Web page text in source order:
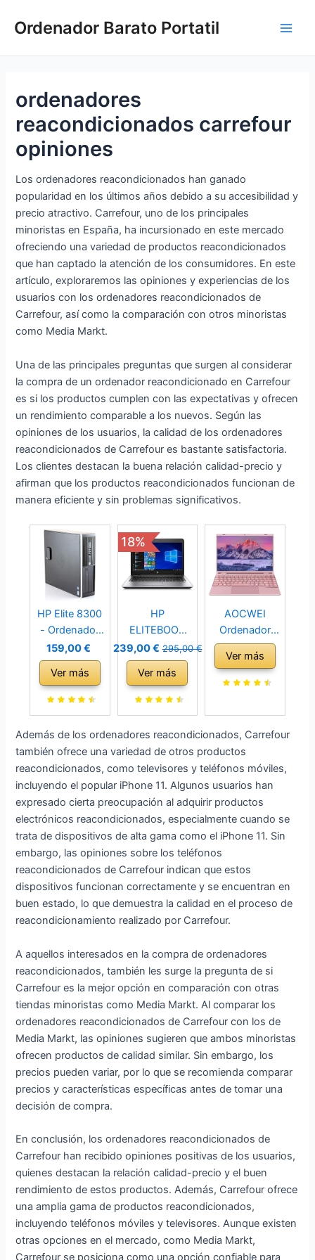
Ordenador Barato Portatil
ordenadores
reacondicionados carrefour
opiniones
Los ordenadores reacondicionados han ganado
popularidad en los últimos años debido a su accesibilidad y
precio atractivo. Carrefour, uno de los principales
minoristas en España, ha incursionado en este mercado
ofreciendo una variedad de productos reacondicionados
que han captado la atención de los consumidores. En este
artículo, exploraremos las opiniones y experiencias de los
usuarios con los ordenadores reacondicionados de
Carrefour, así como la comparación con otros minoristas
como Media Markt.
Una de las principales preguntas que surgen al considerar
la compra de un ordenador reacondicionado en Carrefour
es si los productos cumplen con las expectativas y ofrecen
un rendimiento comparable a los nuevos. Según las
opiniones de los usuarios, la calidad de los ordenadores
reacondicionados de Carrefour es bastante satisfactoria.
Los clientes destacan la buena relación calidad-precio y
afirman que los productos reacondicionados funcionan de
manera eficiente y sin problemas significativos.
HP Elite 8300
- Ordenador
de sobremesa
(Intel Core i7-
3770, 16GB de
RAM, Disco
500GB HDD,
Lector DVD,
Windows 10
Pro ES 64) -
Negro
(Reacondicion
ado)
159,00 €
Ver más
18%
HP
ELITEBOOK
840 G3 INTEL
CORE I5-
6200U 6ª GEN
2.3GHZ
256GB SSD
Windows 10
PRO 64BIT
(Reacondicion
ado)
239,00 € 295,00 €
Ver más
AOCWEI
Ordenador
Portátil 14
Pulgadas 8GB
DDR4 256GB
N5095 (hasta
2.9Ghz)
Portátil Win 11
con Ventilador
1920 * 1200
2K FHD
Pantalla Dual
Compatibilidad
-Rosa
Ver más
Además de los ordenadores reacondicionados, Carrefour
también ofrece una variedad de otros productos
reacondicionados, como televisores y teléfonos móviles,
incluyendo el popular iPhone 11. Algunos usuarios han
expresado cierta preocupación al adquirir productos
electrónicos reacondicionados, especialmente cuando se
trata de dispositivos de alta gama como el iPhone 11. Sin
embargo, las opiniones sobre los teléfonos
reacondicionados de Carrefour indican que estos
dispositivos funcionan correctamente y se encuentran en
buen estado, lo que demuestra la calidad en el proceso de
reacondicionamiento realizado por Carrefour.
A aquellos interesados en la compra de ordenadores
reacondicionados, también les surge la pregunta de si
Carrefour es la mejor opción en comparación con otras
tiendas minoristas como Media Markt. Al comparar los
ordenadores reacondicionados de Carrefour con los de
Media Markt, las opiniones sugieren que ambos minoristas
ofrecen productos de calidad similar. Sin embargo, los
precios pueden variar, por lo que se recomienda comparar
precios y características específicas antes de tomar una
decisión de compra.
En conclusión, los ordenadores reacondicionados de
Carrefour han recibido opiniones positivas de los usuarios,
quienes destacan la relación calidad-precio y el buen
rendimiento de estos productos. Además, Carrefour ofrece
una amplia gama de productos reacondicionados,
incluyendo teléfonos móviles y televisores. Aunque existen
otras opciones en el mercado, como Media Markt,
Carrefour se posiciona como una opción confiable para